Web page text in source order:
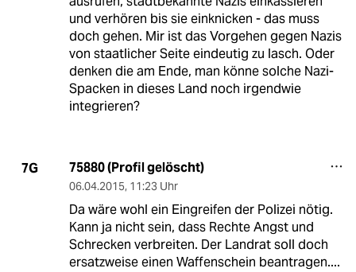
und verhören bis sie einknicken - das muss
doch gehen. Mir ist das Vorgehen gegen Nazis
von staatlicher Seite eindeutig zu lasch. Oder
denken die am Ende, man könne solche Nazi-
Spacken in dieses Land noch irgendwie
integrieren?
7G 75880 (Profil gelöscht)
06.04.2015, 11:23 Uhr
Da wäre wohl ein Eingreifen der Polizei nötig.
Kann ja nicht sein, dass Rechte Angst und
Schrecken verbreiten. Der Landrat soll doch
ersatzweise einen Waffenschein beantragen....